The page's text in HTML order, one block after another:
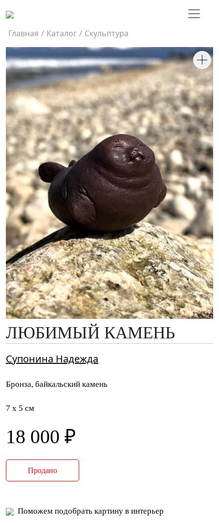
Главная / Каталог / Скульптура
ЛЮБИМЫЙ КАМЕНЬ
Супонина Надежда
Бронза, байкальский камень
7 x 5 см
18 000 ₽
Продано
Поможем подобрать картину в интерьер